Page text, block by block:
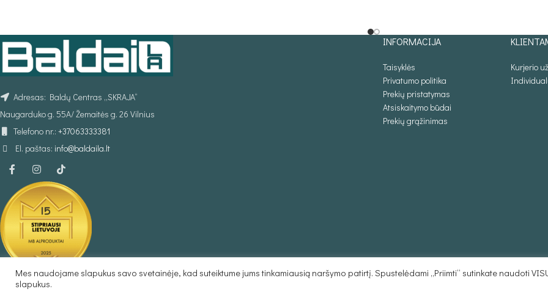
Adresas: Baldų Centras „SKRAJA“
Naugarduko g. 55A/ Žemaitės g. 26 Vilnius
Telefono nr.: +37063333381
El. paštas: info@baldaila.lt
INFORMACIJA
Taisyklės
Privatumo politika
Prekių pristatymas
Atsiskaitymo būdai
Prekių grąžinimas
Kurjerio
Baldaila.lt © 2025
Mes naudojame slapukus savo svetainėje, kad suteiktume jums tinkamiausią naršymo patirtį. Spustelėdami „Priimti“ sutinkate naudoti
slapukus.